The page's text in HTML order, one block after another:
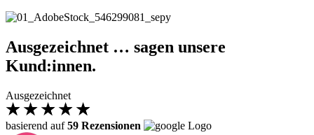
Ausgezeichnet … sagen unsere
Kund:innen.
Ausgezeichnet
basierend auf59 Rezensionen